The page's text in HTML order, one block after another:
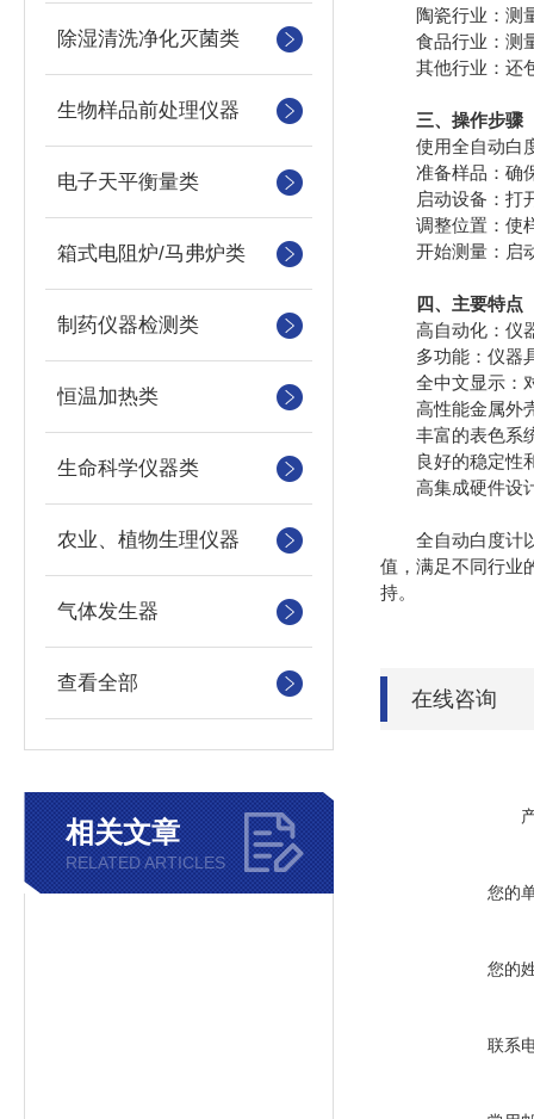
除湿清洗净化灭菌类
生物样品前处理仪器
电子天平衡量类
箱式电阻炉/马弗炉类
制药仪器检测类
恒温加热类
生命科学仪器类
农业、植物生理仪器
气体发生器
查看全部
相关文章
RELATED ARTICLES
陶瓷行业：测量
食品行业：测量
其他行业：还包
三、操作步骤
使用全自动白度
准备样品：确保
启动设备：打开
调整位置：使样
开始测量：启动
四、主要特点
高自动化：仪器
多功能：仪器具
全中文显示：对
高性能金属外壳
丰富的表色系统
良好的稳定性和
高集成硬件设计
全自动白度计以
值，满足不同行业
持。
在线咨询
您的
您的
联系